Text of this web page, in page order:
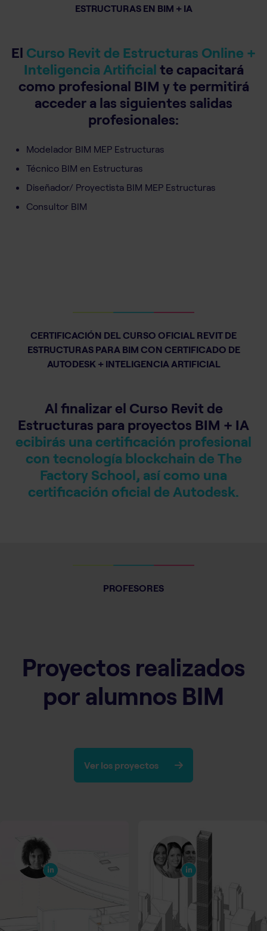
ESTRUCTURAS EN BIM + IA
El Curso Revit de Estructuras Online +
Inteligencia Artificial te capacitará
como profesional BIM y te permitirá
acceder a las siguientes salidas
profesionales:
Modelador BIM MEP Estructuras
Técnico BIM en Estructuras
Diseñador/ Proyectista BIM MEP Estructuras
Consultor BIM
CERTIFICACIÓN DEL CURSO OFICIAL REVIT DE
ESTRUCTURAS PARA BIM CON CERTIFICADO DE
AUTODESK + INTELIGENCIA ARTIFICIAL
Al finalizar el Curso Revit de
Estructuras para proyectos BIM + IA
ecibirás una certificación profesional
con tecnología blockchain de The
Factory School, así como una
certificación oficial de Autodesk.
PROFESORES
Proyectos realizados
por alumnos BIM
Ver los proyectos